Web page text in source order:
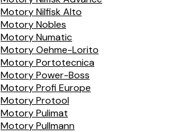
Motory Nilfisk Alto
Motory Nobles
Motory Numatic
Motory Oehme-Lorito
Motory Portotecnica
Motory Power-Boss
Motory Profi Europe
Motory Protool
Motory Pulimat
Motory Pullmann